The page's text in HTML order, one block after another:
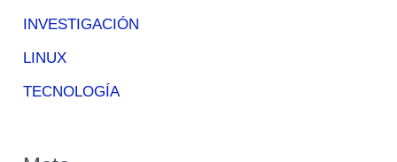
INVESTIGACIÓN
LINUX
TECNOLOGÍA